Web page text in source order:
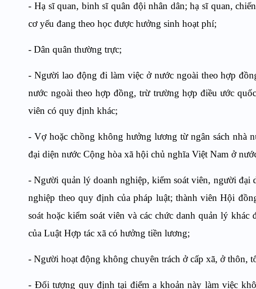
- Hạ sĩ quan, binh sĩ quân đội nhân dân; hạ sĩ quan,
cơ yếu đang theo học được hưởng sinh hoạt phí;
- Dân quân thường trực;
- Người lao động đi làm việc ở nước ngoài theo hợp
nước ngoài theo hợp đồng, trừ trường hợp điều ước
viên có quy định khác;
- Vợ hoặc chồng không hưởng lương từ ngân sách nhà
đại diện nước Cộng hòa xã hội chủ nghĩa Việt Nam ở
- Người quản lý doanh nghiệp, kiểm soát viên, người đại
nghiệp theo quy định của pháp luật; thành viên Hội
soát hoặc kiểm soát viên và các chức danh quản lý
của Luật Hợp tác xã có hưởng tiền lương;
- Người hoạt động không chuyên trách ở cấp xã, ở thôn,
- Đối tượng quy định tại điểm a khoản này làm việc